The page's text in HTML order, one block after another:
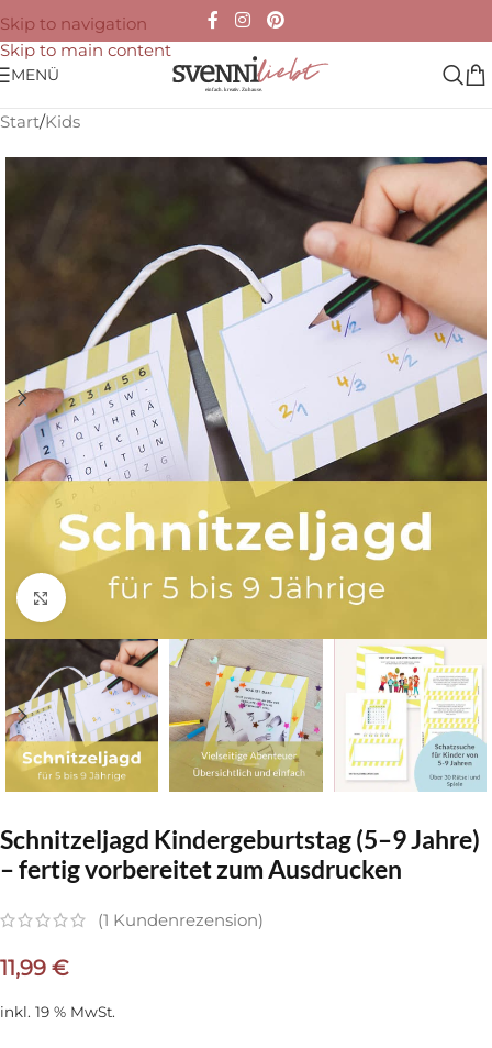
Skip to navigation
Skip to main content
MENÜ
Start/Kids
Save
Klick zum Vergrößern
Schnitzeljagd Kindergeburtstag (5–9 Jahre)
– fertig vorbereitet zum Ausdrucken
(1 Kundenrezension)
11,99 €
inkl. 19 % MwSt.